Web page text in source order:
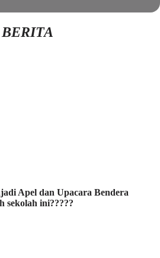
BERITA
Apel dan Upacara Bendera
sekolah ini?????